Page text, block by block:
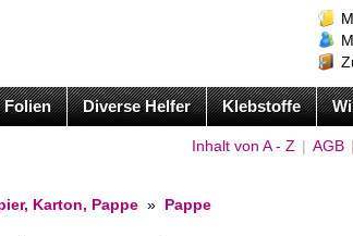
Folien Diverse Helfer Klebstoffe
Inhalt von A - Z | AGB |
Karton, Pappe » Pappe